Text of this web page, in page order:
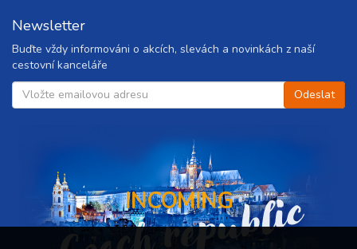
Newsletter
Buďte vždy informováni o akcích, slevách a novinkách z naší
cestovní kanceláře
INCOMING